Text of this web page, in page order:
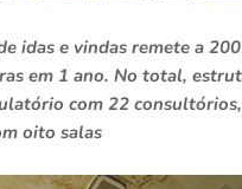
idas e vindas remete a
em 1 ano. No total,
com 22
oito salas